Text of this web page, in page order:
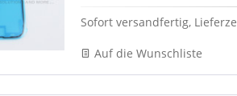
Sofort versandfertig,
Auf die Wunschliste